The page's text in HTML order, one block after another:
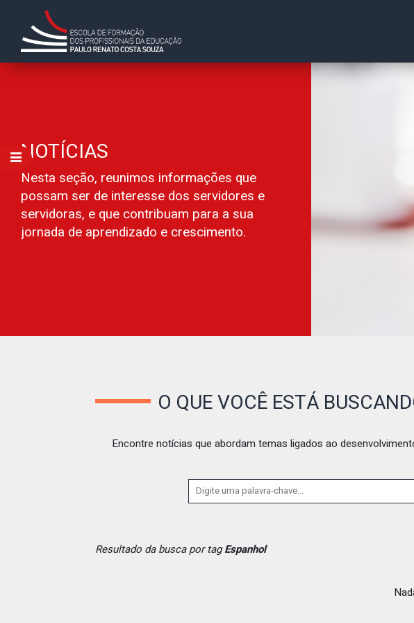
NOTÍCIAS
Nesta seção, reunimos informações que
possam ser de interesse dos servidores e
servidoras, e que contribuam para a sua
jornada de aprendizado e crescimento.
O QUE VOCÊ ESTÁ
Encontre notícias que abordam temas ligados ao
Resultado da busca por tagEspanhol